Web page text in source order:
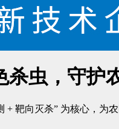
杀虫，守护
靶向灭杀” 为核心，为